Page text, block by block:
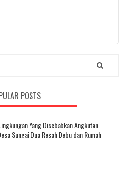
POSTS
Yang Disebabkan Angkutan
Sungai Dua Resah Debu dan Rumah